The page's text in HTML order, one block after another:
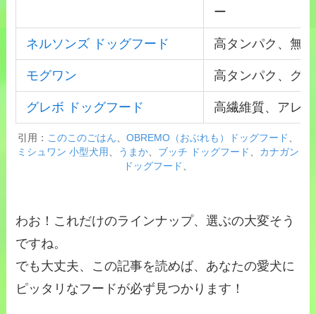
ー
ネルソンズ ドッグフード 高タンパク、無
モグワン 高タンパク、グ
グレボ ドッグフード 高繊維質、アレ
引用： このこのごはん、 OBREMO（おぶれも）ドッグフード、
ミシュワン 小型犬用、 うまか、 ブッチ ドッグフード、 カナガン
ドッグフード、
わお！これだけのラインナップ、選ぶの大変そう
ですね。
でも大丈夫、この記事を読めば、あなたの愛犬に
ピッタリなフードが必ず見つかります！